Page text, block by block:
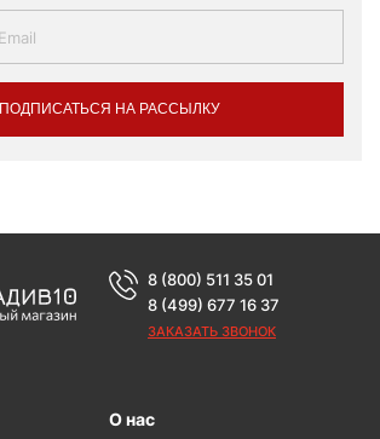
ПОДПИСАТЬСЯ НА РАССЫЛКУ
8 (800) 511 35 01
8 (499) 677 16 37
ЗАКАЗАТЬ ЗВОНОК
О нас